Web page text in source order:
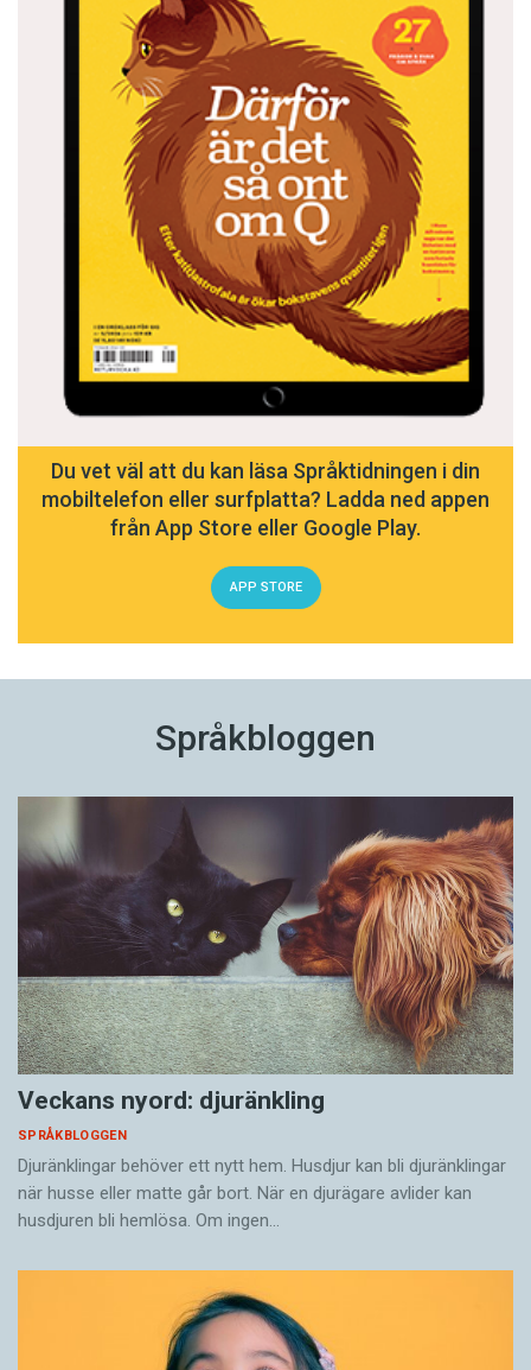
Du vet väl att du kan läsa Språktidningen i din
mobiltelefon eller surfplatta? Ladda ned appen
från App Store eller Google Play.
APP STORE
Språkbloggen
Veckans nyord: djuränkling
SPRÅKBLOGGEN
Djuränklingar behöver ett nytt hem. Husdjur kan bli djuränklingar
när husse eller matte går bort. När en djurägare avlider kan
husdjuren bli hemlösa. Om ingen…